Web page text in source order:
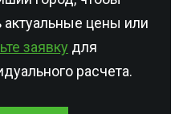
актуальные цены или
заявку для
расчета.